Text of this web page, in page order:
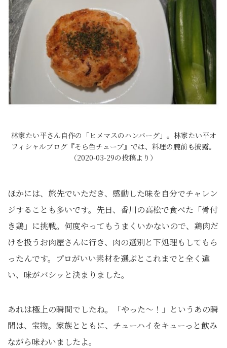
林家たい平さん自作の「ヒメマスのハンバーグ」。林家たい平オ
フィシャルブログ『そら色チューブ』では、料理の腕前も披露。
（2020-03-29の投稿より）
ほかには、旅先でいただき、感動した味を自分でチャレン
ジすることも多いです。先日、香川の高松で食べた「骨付
き鶏」に挑戦。何度やってもうまくいかないので、鶏肉だ
けを扱うお肉屋さんに行き、肉の選別と下処理もしてもら
ったんです。プロがいい素材を選ぶとこれまでと全く違
い、味がバシッと決まりました。
あれは極上の瞬間でしたね。「やった～！」というあの瞬
間は、宝物。家族とともに、チューハイをキューっと飲み
ながら味わいましたよ。